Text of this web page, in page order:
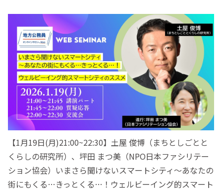
【1月19日(月)21:00~22:30】土屋 俊博（まちとしごとと
くらしの研究所）、坪田 まつ美（NPO日本ファシリテー
ション協会）いまさら聞けないスマートシティ～あなたの
街にもくる…きっとくる…！ウェルビーイング的スマート